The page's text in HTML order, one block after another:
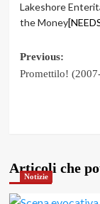
Lakeshore
the Money
Post
Previous:
Promettilo!
Articoli che
Notizie